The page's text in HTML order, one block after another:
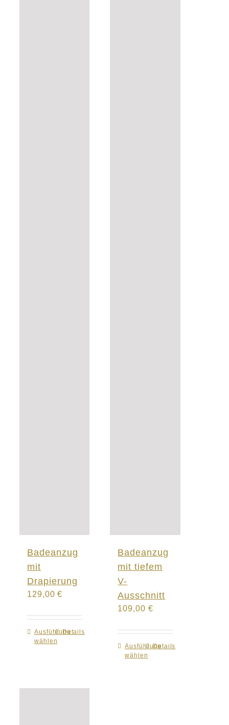
Badeanzug
mit
Drapierung
129,00€
Ausführung
wählen
Dieses
Produkt
Details
Badeanzug
mit tiefem
V-
Ausschnitt
109,00 €
Ausführung
wählen
Dieses
Produkt
Details